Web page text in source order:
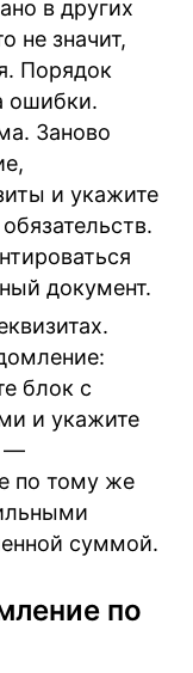
в других
не значит,
Порядок
ошибки.
Заново
и укажите
документ.
блок с
и укажите
—
по тому же
суммой.
по